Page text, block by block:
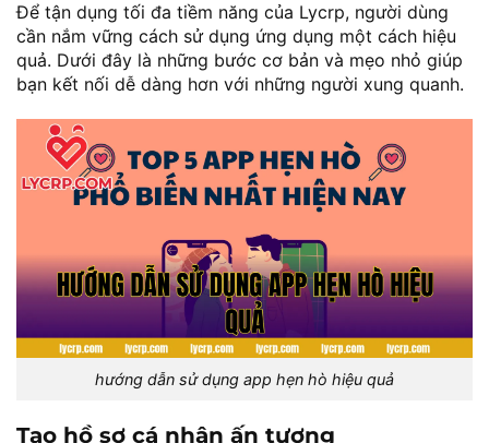
Để tận dụng tối đa tiềm năng của Lycrp, người dùng
cần nắm vững cách sử dụng ứng dụng một cách hiệu
quả. Dưới đây là những bước cơ bản và mẹo nhỏ giúp
bạn kết nối dễ dàng hơn với những người xung quanh.
hướng dẫn sử dụng app hẹn hò hiệu quả
Tạo hồ sơ cá nhân ấn tượng